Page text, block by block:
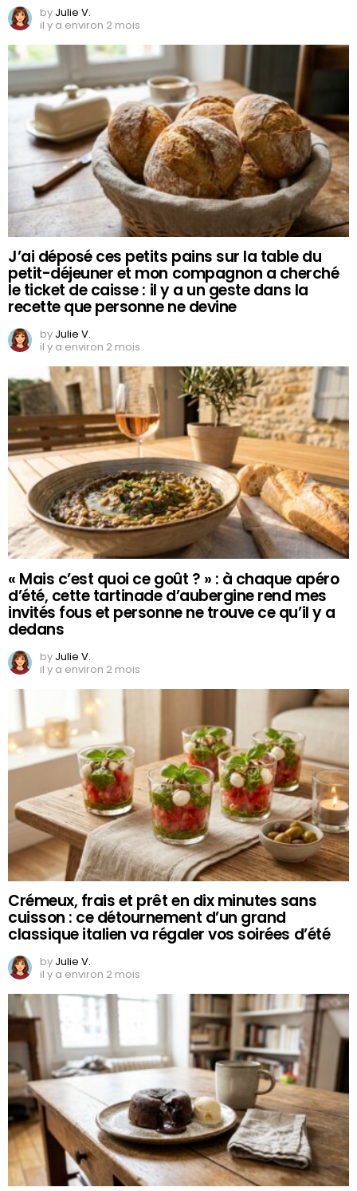
by Julie V.
il y a environ 2 mois
J’ai déposé ces petits pains sur la table du
petit-déjeuner et mon compagnon a cherché
le ticket de caisse : il y a un geste dans la
recette que personne ne devine
by Julie V.
il y a environ 2 mois
« Mais c’est quoi ce goût ? » : à chaque apéro
d’été, cette tartinade d’aubergine rend mes
invités fous et personne ne trouve ce qu’il y a
dedans
by Julie V.
il y a environ 2 mois
Crémeux, frais et prêt en dix minutes sans
cuisson : ce détournement d’un grand
classique italien va régaler vos soirées d’été
by Julie V.
il y a environ 2 mois